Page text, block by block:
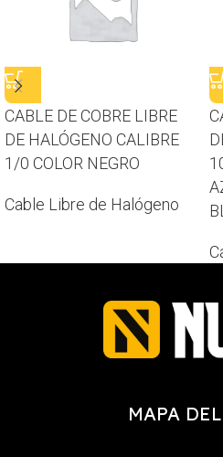
CABLE DE COBRE LIBRE
DE HALÓGENO CALIBRE
1/0 COLOR NEGRO
Cable Libre de Halógeno
MAPA